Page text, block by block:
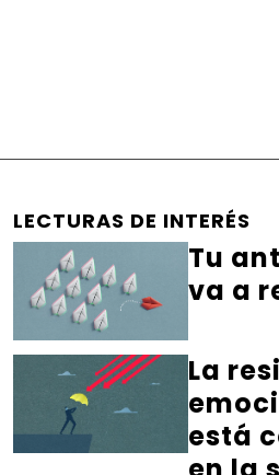
LECTURAS DE INTERÉS
Tu
va a
La
está